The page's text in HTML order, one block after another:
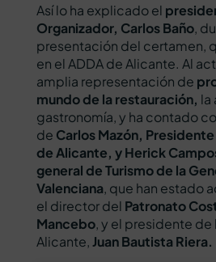
Así lo ha explicado el
Organizador, Carlos Baño,
presentación del certamen,
en el ADDA de Alicante. Al
amplia representación de
mundo de la restauración, la
gastronomía, y ha contado
de Carlos Mazón,
de Alicante, y Herick
general de Turismo de la
Valenciana, que han estado
el director del Patronato
Mancebo, y el presidente de
Alicante,Juan Bautista Riera.